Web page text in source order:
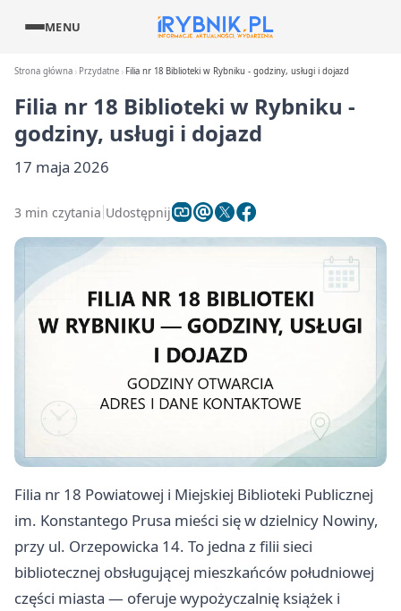
MENU
Strona główna Przydatne Filia nr 18 Biblioteki w Rybniku - godziny, usługi i dojazd
Filia nr 18 Biblioteki w Rybniku -
godziny, usługi i dojazd
17 maja 2026
3 min czytania Udostępnij
Filia nr 18 Powiatowej i Miejskiej Biblioteki Publicznej
im. Konstantego Prusa mieści się w dzielnicy Nowiny,
przy ul. Orzepowicka 14. To jedna z filii sieci
bibliotecznej obsługującej mieszkańców południowej
części miasta — oferuje wypożyczalnię książek i